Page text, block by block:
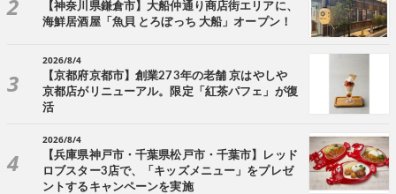
【神奈川県鎌倉市】大船仲通り商店街エリアに、
海鮮居酒屋「魚貝 とろぼっち 大船」オープン！
2026/8/4
【京都府京都市】創業273年の老舗 京はやしや
京都店がリニューアル。限定「紅茶パフェ」が復
活
2026/8/4
【兵庫県神戸市・千葉県松戸市・千葉市】レッド
ロブスター3店で、「キッズメニュー」をプレゼ
ントするキャンペーンを実施